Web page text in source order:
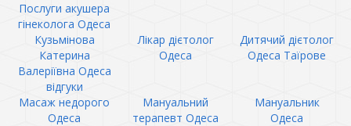
Послуги акушера
гінеколога Одеса
Кузьмінова
Катерина
Валеріївна Одеса
відгуки
Лікар дієтолог
Одеса
Дитячий дієтолог
Одеса Таїрове
Масаж недорого
Одеса
Мануальний
терапевт Одеса
Мануальник
Одеса